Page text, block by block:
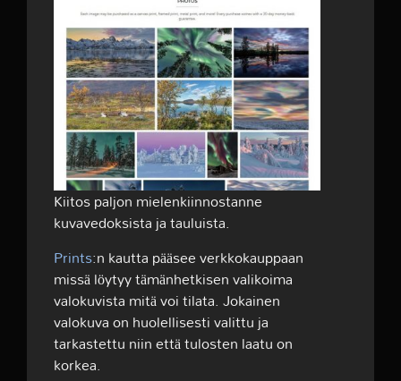
Kiitos paljon mielenkiinnostanne
kuvavedoksista ja tauluista.
Prints:n kautta pääsee verkkokauppaan
missä löytyy tämänhetkisen valikoima
valokuvista mitä voi tilata. Jokainen
valokuva on huolellisesti valittu ja
tarkastettu niin että tulosten laatu on
korkea.